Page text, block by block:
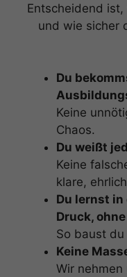
Entscheidend
und wie sicher
Du
Keine
Chaos.
Du weißt
Keine
klare,
Du lernst in
Druck,
So baust
Keine
Wir